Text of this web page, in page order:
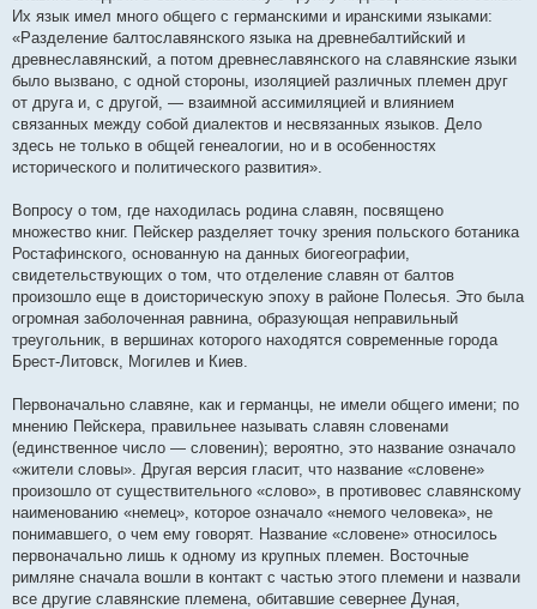
Их язык имел много общего с германскими и иранскими языками:
«Разделение балтославянского языка на древнебалтийский и
древнеславянский, а потом древнеславянского на славянские языки
было вызвано, с одной стороны, изоляцией различных племен друг
от друга и, с другой, — взаимной ассимиляцией и влиянием
связанных между собой диалектов и несвязанных языков. Дело
здесь не только в общей генеалогии, но и в особенностях
исторического и политического развития».
Вопросу о том, где находилась родина славян, посвящено
множество книг. Пейскер разделяет точку зрения польского ботаника
Ростафинского, основанную на данных биогеографии,
свидетельствующих о том, что отделение славян от балтов
произошло еще в доисторическую эпоху в районе Полесья. Это была
огромная заболоченная равнина, образующая неправильный
треугольник, в вершинах которого находятся современные города
Брест-Литовск, Могилев и Киев.
Первоначально славяне, как и германцы, не имели общего имени; по
мнению Пейскера, правильнее называть славян словенами
(единственное число — словенин); вероятно, это название означало
«жители словы». Другая версия гласит, что название «словене»
произошло от существительного «слово», в противовес славянскому
наименованию «немец», которое означало «немого человека», не
понимавшего, о чем ему говорят. Название «словене» относилось
первоначально лишь к одному из крупных племен. Восточные
римляне сначала вошли в контакт с частью этого племени и назвали
все другие славянские племена, обитавшие севернее Дуная,